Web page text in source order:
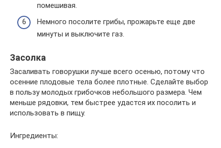
помешивая.
Немного посолите грибы, прожарьте еще две
минуты и выключите газ.
Засолка
Засаливать говорушки лучше всего осенью, потому что
осенние плодовые тела более плотные. Сделайте выбор
в пользу молодых грибочков небольшого размера. Чем
меньше рядовки, тем быстрее удастся их посолить и
использовать в пищу.
Ингредиенты: